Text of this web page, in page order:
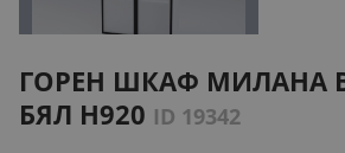
ГОРЕН ШКАФ МИЛАНА B60СК АЛ
БЯЛ H920 ID 19342